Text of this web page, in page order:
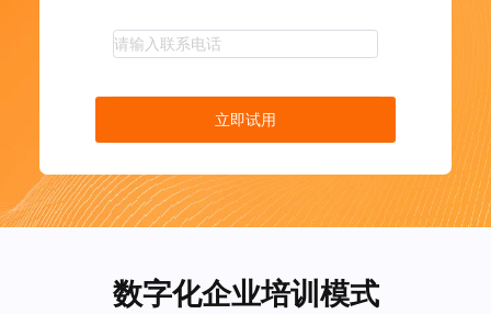
立即试用
数字化企业培训模式